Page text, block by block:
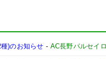
)のお知らせ - AC長野パルセイロ